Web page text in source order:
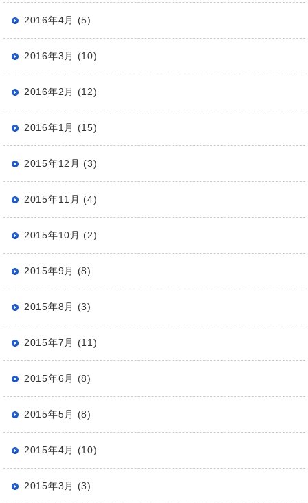
2016年4月 (5)
2016年3月 (10)
2016年2月 (12)
2016年1月 (15)
2015年12月 (3)
2015年11月 (4)
2015年10月 (2)
2015年9月 (8)
2015年8月 (3)
2015年7月 (11)
2015年6月 (8)
2015年5月 (8)
2015年4月 (10)
2015年3月 (3)